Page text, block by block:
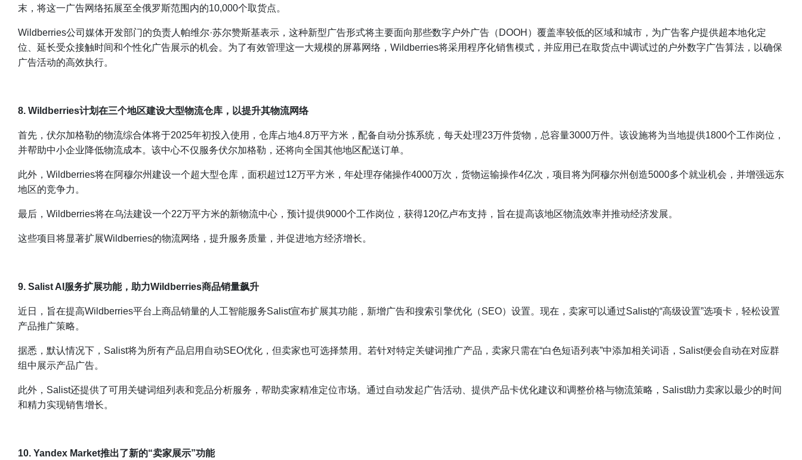
末，将这一广告网络拓展至全俄罗斯范围内的10,000个取货点。
Wildberries公司媒体开发部门的负责人帕维尔·苏尔赞斯基表示，这种新型广告形式将主要面向那些数字户外广告（DOOH）覆盖率较低的区域和城市，为广告客户提供超本地化定
位、延长受众接触时间和个性化广告展示的机会。为了有效管理这一大规模的屏幕网络，Wildberries将采用程序化销售模式，并应用已在取货点中调试过的户外数字广告算法，以确保
广告活动的高效执行。
8. Wildberries计划在三个地区建设大型物流仓库，以提升其物流网络
首先，伏尔加格勒的物流综合体将于2025年初投入使用，仓库占地4.8万平方米，配备自动分拣系统，每天处理23万件货物，总容量3000万件。该设施将为当地提供1800个工作岗位，
并帮助中小企业降低物流成本。该中心不仅服务伏尔加格勒，还将向全国其他地区配送订单。
此外，Wildberries将在阿穆尔州建设一个超大型仓库，面积超过12万平方米，年处理存储操作4000万次，货物运输操作4亿次，项目将为阿穆尔州创造5000多个就业机会，并增强远东
地区的竞争力。
最后，Wildberries将在乌法建设一个22万平方米的新物流中心，预计提供9000个工作岗位，获得120亿卢布支持，旨在提高该地区物流效率并推动经济发展。
这些项目将显著扩展Wildberries的物流网络，提升服务质量，并促进地方经济增长。
9. Salist AI服务扩展功能，助力Wildberries商品销量飙升
近日，旨在提高Wildberries平台上商品销量的人工智能服务Salist宣布扩展其功能，新增广告和搜索引擎优化（SEO）设置。现在，卖家可以通过Salist的“高级设置”选项卡，轻松设置
产品推广策略。
据悉，默认情况下，Salist将为所有产品启用自动SEO优化，但卖家也可选择禁用。若针对特定关键词推广产品，卖家只需在“白色短语列表”中添加相关词语，Salist便会自动在对应群
组中展示产品广告。
此外，Salist还提供了可用关键词组列表和竞品分析服务，帮助卖家精准定位市场。通过自动发起广告活动、提供产品卡优化建议和调整价格与物流策略，Salist助力卖家以最少的时间
和精力实现销售增长。
10. Yandex Market推出了新的“卖家展示”功能